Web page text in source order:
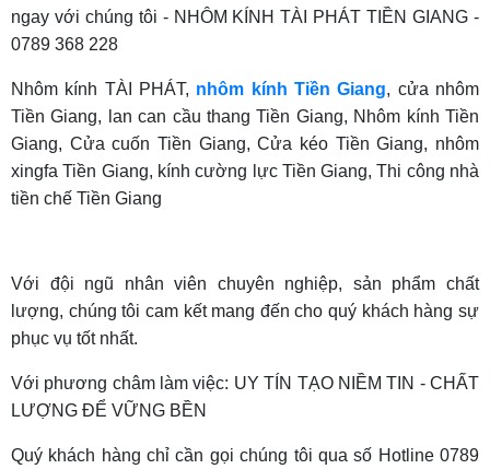
ngay với chúng tôi - NHÔM KÍNH TÀI PHÁT TIỀN GIANG -
0789 368 228
Nhôm kính TÀI PHÁT, nhôm kính Tiền Giang, cửa nhôm
Tiền Giang, lan can cầu thang Tiền Giang, Nhôm kính Tiền
Giang, Cửa cuốn Tiền Giang, Cửa kéo Tiền Giang, nhôm
xingfa Tiền Giang, kính cường lực Tiền Giang, Thi công nhà
tiền chế Tiền Giang
Với đội ngũ nhân viên chuyên nghiệp, sản phẩm chất
lượng, chúng tôi cam kết mang đến cho quý khách hàng sự
phục vụ tốt nhất.
Với phương châm làm việc: UY TÍN TẠO NIỀM TIN - CHẤT
LƯỢNG ĐỂ VỮNG BỀN
Quý khách hàng chỉ cần gọi chúng tôi qua số Hotline 0789